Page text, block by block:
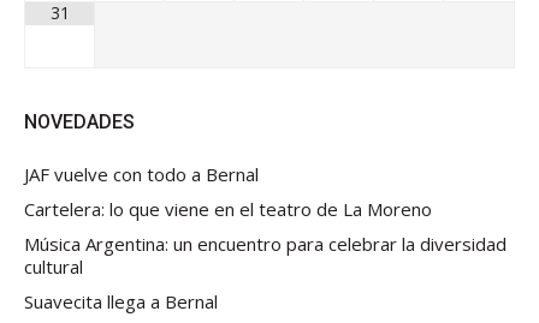
31
NOVEDADES
JAF vuelve con todo a Bernal
Cartelera: lo que viene en el teatro de La Moreno
Música Argentina: un encuentro para celebrar la diversidad
cultural
Suavecita llega a Bernal